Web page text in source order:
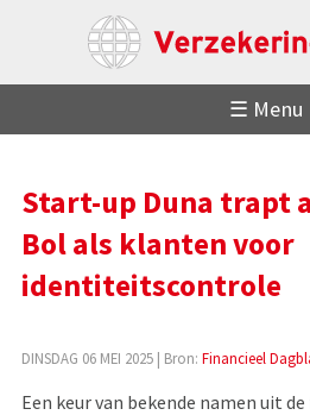
☰ Menu
Start-up Duna trapt
Bol als klanten voor
identiteitscontrole
DINSDAG 06 MEI 2025| Bron: Financieel
Een keur van bekende namen uit